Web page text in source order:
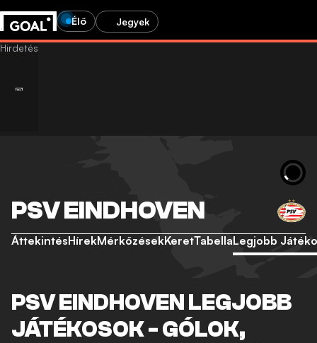
Élő Jegyek
PSV EINDHOVEN
ÁttekintésHírekMérkőzésekKeretTabellaLegjobb
PSV EINDHOVEN LEGJOBB
JÁTÉKOSOK - GÓLOK,